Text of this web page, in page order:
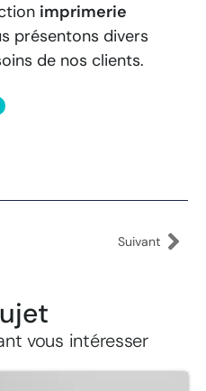
imprimerie
présentons divers
de nos clients.
Suivant
vous intéresser